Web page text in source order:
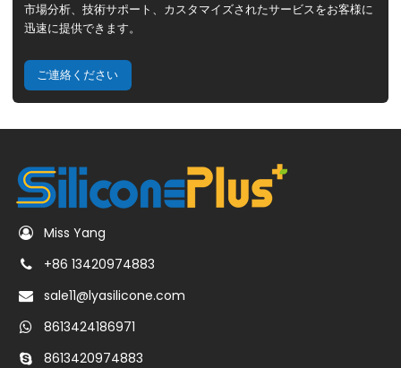
市場分析、技術サポート、カスタマイズされたサービスをお客様に
迅速に提供できます。
ご連絡ください
Miss Yang
+86 13420974883
sale11@lyasilicone.com
8613424186971
8613420974883